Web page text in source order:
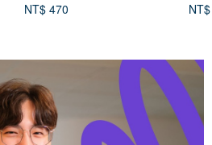
NT$ 470